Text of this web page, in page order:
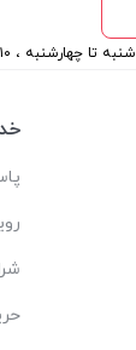
شنبه تا چهارشنبه ، ۱۰ الی ۱۶ پاسخگوی شما هستیم